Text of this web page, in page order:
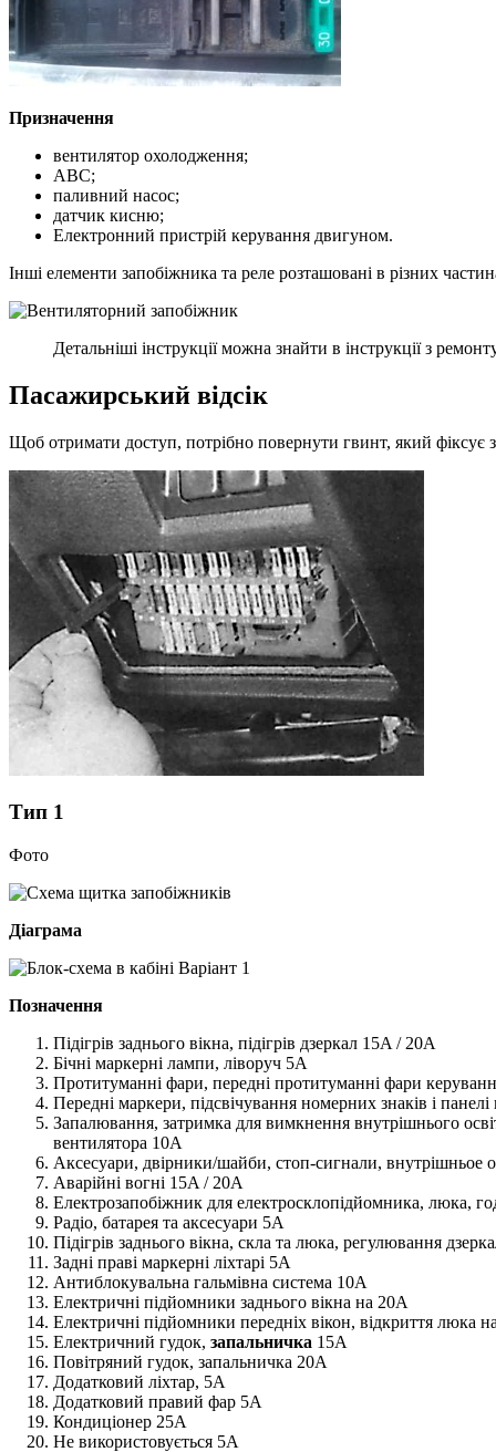
Призначення
вентилятор охолодження;
ABC;
паливний насос;
датчик кисню;
Електронний пристрій керування двигуном.
Інші елементи запобіжника та реле розташовані в різних
Детальніші інструкції можна знайти в інструкції з
Пасажирський відсік
Щоб отримати доступ, потрібно повернути гвинт, який фіксує
Тип 1
Фото
Діаграма
Позначення
Підігрів заднього вікна, підігрів дзеркал 15A / 20A
Бічні маркерні лампи, ліворуч 5A
Протитуманні фари, передні протитуманні фари
Передні маркери, підсвічування номерних знаків і
Запалювання, затримка для вимкнення внутрішнього
вентилятора 10A
Аксесуари, двірники/шайби, стоп-сигнали, внутрішньое
Аварійні вогні 15A / 20A
Електрозапобіжник для електросклопідйомника, люка,
Радіо, батарея та аксесуари 5A
Підігрів заднього вікна, скла та люка, регулювання
Задні праві маркерні ліхтарі 5A
Антиблокувальна гальмівна система 10A
Електричні підйомники заднього вікна на 20A
Електричні підйомники передніх вікон, відкриття люка
Електричний гудок, запальничка 15A
Повітряний гудок, запальничка 20A
Додатковий ліхтар, 5A
Додатковий правий фар 5A
Кондиціонер 25A
Не використовується 5A